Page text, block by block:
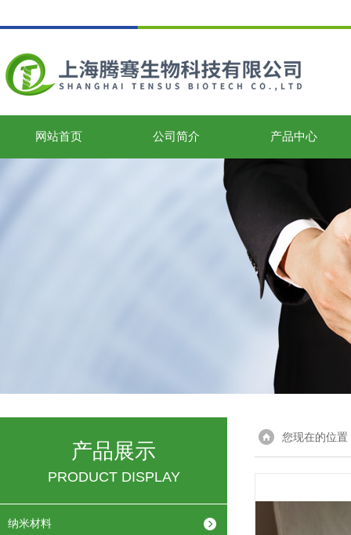
网站首页 公司简介 产品中心
产品展示
PRODUCT DISPLAY
纳米材料
您现在的位置